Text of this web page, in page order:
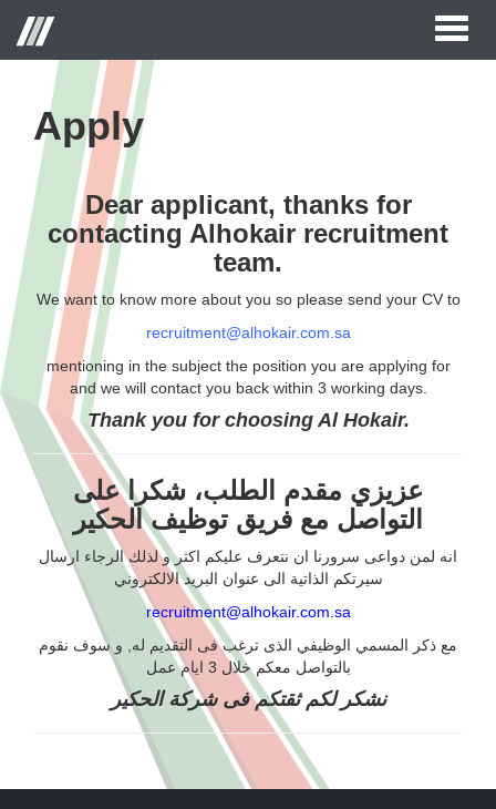
Toggle
Apply
Dear applicant, thanks for
contacting Alhokair recruitment
team.
We want to know more about you so please send your CV to
recruitment@alhokair.com.sa
mentioning in the subject the position you are applying for
and we will contact you back within 3 working days.
Thank you for choosing Al Hokair.
عزيزي مقدم الطلب، شكرا على
التواصل مع فريق توظيف الحكير
انه لمن دواعى سرورنا ان نتعرف عليكم اكثر و لذلك الرجاء ارسال
سيرتكم الذاتية الى عنوان البريد الالكتروني
recruitment@alhokair.com.sa
مع ذكر المسمي الوظيفي الذى ترغب فى التقديم له, و سوف نقوم
بالتواصل معكم خلال 3 ايام عمل
نشكر لكم ثقتكم فى شركة الحكير